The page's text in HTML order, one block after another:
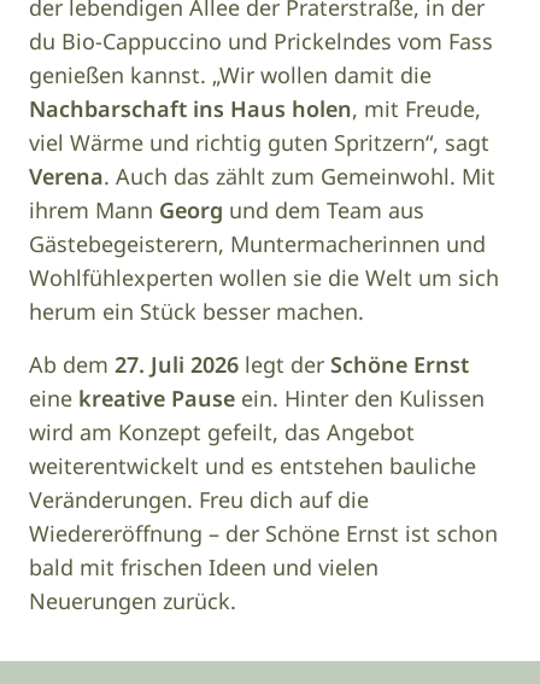
der lebendigen Allee der Praterstraße, in der
du Bio-Cappuccino und Prickelndes vom Fass
genießen kannst. „Wir wollen damit die
Nachbarschaft ins Haus holen, mit Freude,
viel Wärme und richtig guten Spritzern“, sagt
Verena. Auch das zählt zum Gemeinwohl. Mit
ihrem Mann Georg und dem Team aus
Gästebegeisterern, Muntermacherinnen und
Wohlfühlexperten wollen sie die Welt um sich
herum ein Stück besser machen.
Ab dem 27. Juli 2026 legt der Schöne Ernst
eine kreative Pause ein. Hinter den Kulissen
wird am Konzept gefeilt, das Angebot
weiterentwickelt und es entstehen bauliche
Veränderungen. Freu dich auf die
Wiedereröffnung – der Schöne Ernst ist schon
bald mit frischen Ideen und vielen
Neuerungen zurück.